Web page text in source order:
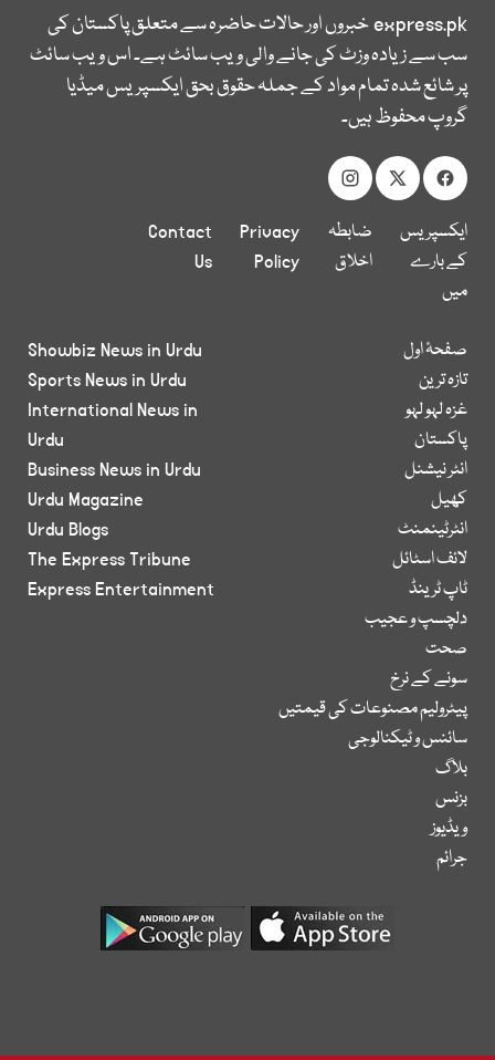
express.pkخبروں اور حالات حاضرہ سے متعلق پاکستان کی
سب سے زیادہ وزٹ کی جانے والی ویب سائٹ ہے۔ اس ویب سائٹ
پر شائع شدہ تمام مواد کے جملہ حقوق بحق ایکسپریس میڈیا
گروپ محفوظ ہیں۔
ایکسپریس
کے بارے
میں
ضابطہ
اخلاق
Privacy
Policy
Contact
Us
صفحۂ اول
تازہ ترین
غزہ لہو لہو
پاکستان
انٹر نیشنل
کھیل
انٹرٹینمنٹ
لائف اسٹائل
ٹاپ ٹرینڈ
دلچسپ و عجیب
صحت
سونے کے نرخ
پیٹرولیم مصنوعات کی قیمتیں
سائنس و ٹیکنالوجی
بلاگ
بزنس
ویڈیوز
جرائم
Showbiz News in Urdu
Sports News in Urdu
International News in
Urdu
Business News in Urdu
Urdu Magazine
Urdu Blogs
The Express Tribune
Express Entertainment